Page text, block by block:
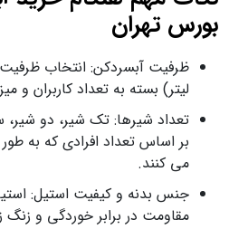
بورس تهران
لیتر) بسته به تعداد کاربران
تعداد شیرها: تک‌ شیر، دو شیر،
بر اساس تعداد افرادی که به‌
می‌ کنند.
جنس بدنه و کیفیت استیل:
مقاومت در برابر خوردگی و زنگ‌